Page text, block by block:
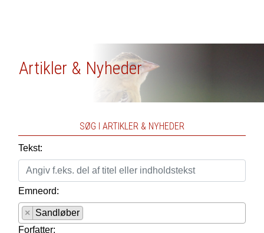
Artikler & Nyheder
SØG I ARTIKLER & NYHEDER
Tekst:
Emneord:
×
Sandløber
Forfatter: